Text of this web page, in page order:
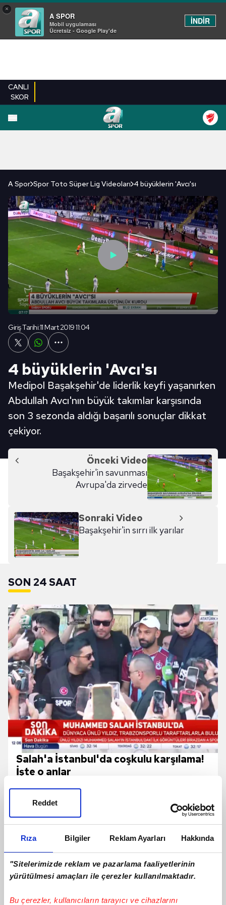
Rıza Bilgiler Reklam Ayarları Hakkında
"Sitelerimizde reklam ve pazarlama faaliyetlerinin
yürütülmesi amaçları ile çerezler kullanılmaktadır.
Bu çerezler, kullanıcıların tarayıcı ve cihazlarını
Reddet
×
A SPOR
Mobil uygulaması
Ücretsiz - Google Play'de
İNDİR
CANLI
SKOR
FUTBOL
A Spor Spor Toto Süper Lig Videoları 4 büyüklerin 'Avcı'sı
Giriş Tarihi:11 Mart 2019 11:04
4 büyüklerin 'Avcı'sı
Medipol Başakşehir'de liderlik keyfi yaşanırken
Abdullah Avcı'nın büyük takımlar karşısında
son 3 sezonda aldığı başarılı sonuçlar dikkat
çekiyor.
Önceki Video
Başakşehir'in savunması
Avrupa'da zirvede
Sonraki Video
Başakşehir'in sırrı ilk yarılar
SON 24 SAAT
Salah'a İstanbul'da coşkulu karşılama!
İşte o anlar